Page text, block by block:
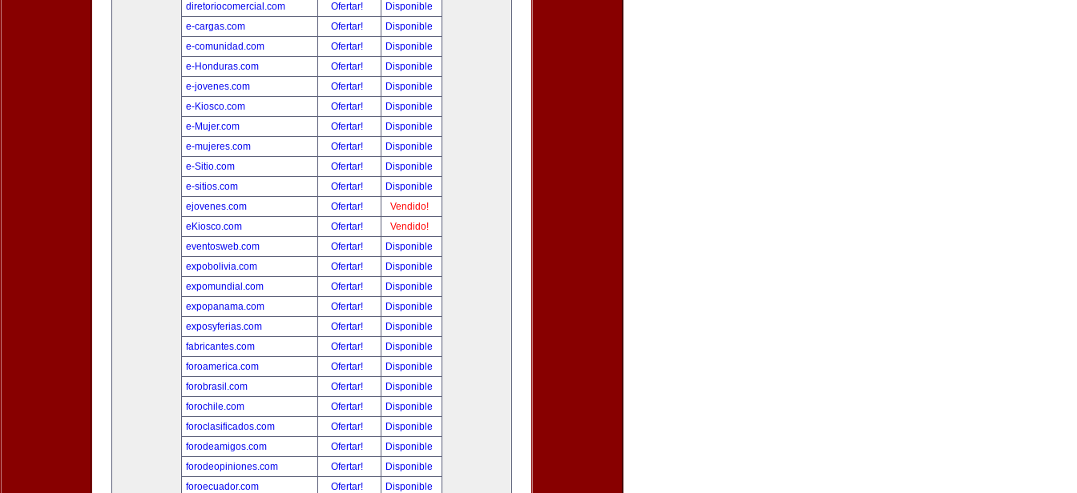
diretoriocomercial.com
Ofertar!
Disponible
e-cargas.com
Ofertar!
Disponible
e-comunidad.com
Ofertar!
Disponible
e-Honduras.com
Ofertar!
Disponible
e-jovenes.com
Ofertar!
Disponible
e-Kiosco.com
Ofertar!
Disponible
e-Mujer.com
Ofertar!
Disponible
e-mujeres.com
Ofertar!
Disponible
e-Sitio.com
Ofertar!
Disponible
e-sitios.com
Ofertar!
Disponible
ejovenes.com
Ofertar!
Vendido!
eKiosco.com
Ofertar!
Vendido!
eventosweb.com
Ofertar!
Disponible
expobolivia.com
Ofertar!
Disponible
expomundial.com
Ofertar!
Disponible
expopanama.com
Ofertar!
Disponible
exposyferias.com
Ofertar!
Disponible
fabricantes.com
Ofertar!
Disponible
foroamerica.com
Ofertar!
Disponible
forobrasil.com
Ofertar!
Disponible
forochile.com
Ofertar!
Disponible
foroclasificados.com
Ofertar!
Disponible
forodeamigos.com
Ofertar!
Disponible
forodeopiniones.com
Ofertar!
Disponible
foroecuador.com
Ofertar!
Disponible